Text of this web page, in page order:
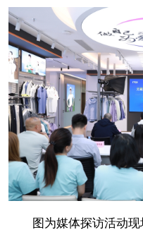
图为媒体探访活动现